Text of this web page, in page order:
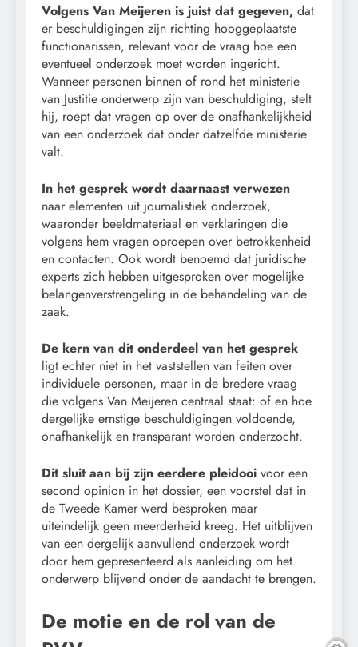
Volgens Van Meijeren is juist dat gegeven, dat
er beschuldigingen zijn richting hooggeplaatste
functionarissen, relevant voor de vraag hoe een
eventueel onderzoek moet worden ingericht.
Wanneer personen binnen of rond het ministerie
van Justitie onderwerp zijn van beschuldiging, stelt
hij, roept dat vragen op over de onafhankelijkheid
van een onderzoek dat onder datzelfde ministerie
valt.
In het gesprek wordt daarnaast verwezen
naar elementen uit journalistiek onderzoek,
waaronder beeldmateriaal en verklaringen die
volgens hem vragen oproepen over betrokkenheid
en contacten. Ook wordt benoemd dat juridische
experts zich hebben uitgesproken over mogelijke
belangenverstrengeling in de behandeling van de
zaak.
De kern van dit onderdeel van het gesprek
ligt echter niet in het vaststellen van feiten over
individuele personen, maar in de bredere vraag
die volgens Van Meijeren centraal staat: of en hoe
dergelijke ernstige beschuldigingen voldoende,
onafhankelijk en transparant worden onderzocht.
Dit sluit aan bij zijn eerdere pleidooi voor een
second opinion in het dossier, een voorstel dat in
de Tweede Kamer werd besproken maar
uiteindelijk geen meerderheid kreeg. Het uitblijven
van een dergelijk aanvullend onderzoek wordt
door hem gepresenteerd als aanleiding om het
onderwerp blijvend onder de aandacht te brengen.
De motie en de rol van de